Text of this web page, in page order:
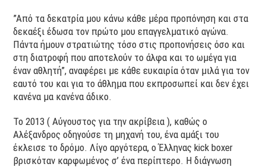
”Από τα δεκατρία μου κάνω κάθε μέρα προπόνηση και στα
δεκαέξι έδωσα τον πρώτο μου επαγγελματικό αγώνα.
Πάντα ήμουν στρατιώτης τόσο στις προπονήσεις όσο και
στη διατροφή που αποτελούν το άλφα και το ωμέγα για
έναν αθλητή”, αναφέρει με κάθε ευκαιρία όταν μιλά για τον
εαυτό του και για το άθλημα που εκπροσωπεί και δεν έχει
κανένα μα κανένα άδικο.
Το 2013 ( Αύγουστος για την ακρίβεια ), καθώς ο
Αλέξανδρος οδηγούσε τη μηχανή του, ένα αμάξι του
έκλεισε το δρόμο. Λίγο αργότερα, ο Έλληνας kick boxer
βρισκόταν καρφωμένος σ’ ένα περίπτερο. Η διάγνωση